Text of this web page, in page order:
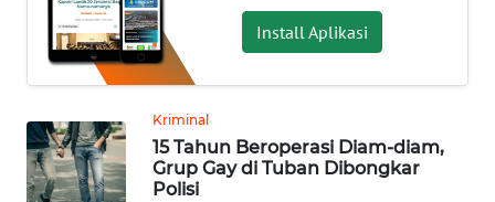
Install Aplikasi
Kriminal
15 Tahun Beroperasi Diam-diam,
Grup Gay di Tuban Dibongkar
Polisi
PERISTIWA
TOKOH
OPINI